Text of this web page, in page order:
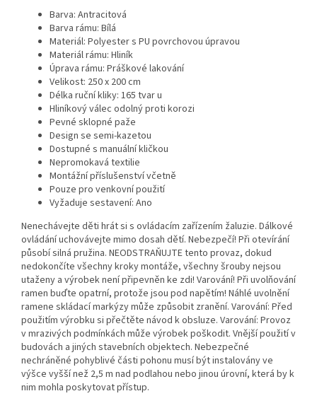
Barva: Antracitová
Barva rámu: Bílá
Materiál: Polyester s PU povrchovou úpravou
Materiál rámu: Hliník
Úprava rámu: Práškové lakování
Velikost: 250 x 200 cm
Délka ruční kliky: 165 tvar u
Hliníkový válec odolný proti korozi
Pevné sklopné paže
Design se semi-kazetou
Dostupné s manuální kličkou
Nepromokavá textilie
Montážní příslušenství včetně
Pouze pro venkovní použití
Vyžaduje sestavení: Ano
Nenechávejte děti hrát si s ovládacím zařízením žaluzie. Dálkové
ovládání uchovávejte mimo dosah dětí. Nebezpečí! Při otevírání
působí silná pružina. NEODSTRAŇUJTE tento provaz, dokud
nedokončíte všechny kroky montáže, všechny šrouby nejsou
utaženy a výrobek není připevněn ke zdi! Varování! Při uvolňování
ramen buďte opatrní, protože jsou pod napětím! Náhlé uvolnění
ramene skládací markýzy může způsobit zranění. Varování: Před
použitím výrobku si přečtěte návod k obsluze. Varování: Provoz
v mrazivých podmínkách může výrobek poškodit. Vnější použití v
budovách a jiných stavebních objektech. Nebezpečné
nechráněné pohyblivé části pohonu musí být instalovány ve
výšce vyšší než 2,5 m nad podlahou nebo jinou úrovní, která by k
nim mohla poskytovat přístup.